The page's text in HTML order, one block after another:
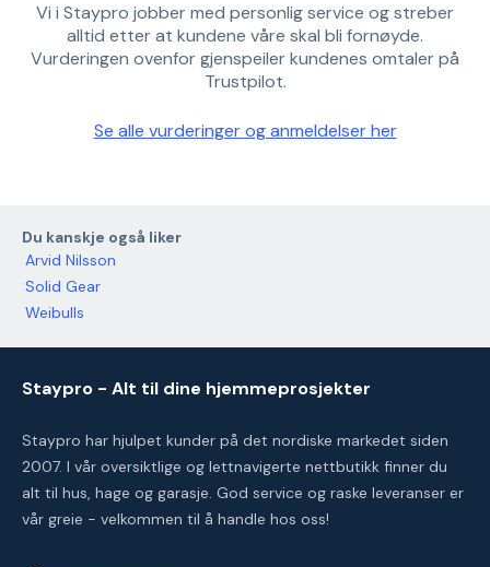
Vi i Staypro jobber med personlig service og streber
alltid etter at kundene våre skal bli fornøyde.
Vurderingen ovenfor gjenspeiler kundenes omtaler på
Trustpilot.
Se alle vurderinger og anmeldelser her
Du kanskje også liker
Arvid Nilsson
Solid Gear
Weibulls
Staypro - Alt til dine hjemmeprosjekter
Staypro har hjulpet kunder på det nordiske markedet siden
2007. I vår oversiktlige og lettnavigerte nettbutikk finner du
alt til hus, hage og garasje. God service og raske leveranser er
vår greie - velkommen til å handle hos oss!